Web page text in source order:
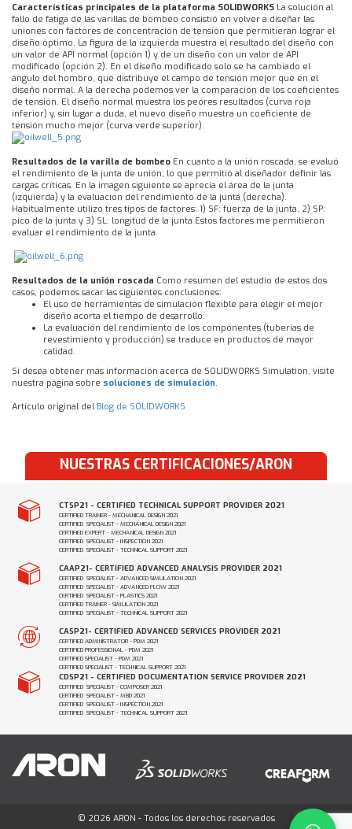
Características principales de la plataforma SOLIDWORKS La solución al
fallo de fatiga de las varillas de bombeo consistió en volver a diseñar las
uniones con factores de concentración de tensión que permitieran lograr el
diseño óptimo. La figura de la izquierda muestra el resultado del diseño con
un valor de API normal (opción 1) y de un diseño con un valor de API
modificado (opción 2). En el diseño modificado solo se ha cambiado el
ángulo del hombro, que distribuye el campo de tensión mejor que en el
diseño normal. A la derecha podemos ver la comparación de los coeficientes
de tensión. El diseño normal muestra los peores resultados (curva roja
inferior) y, sin lugar a duda, el nuevo diseño muestra un coeficiente de
tensión mucho mejor (curva verde superior).
Resultados de la varilla de bombeo En cuanto a la unión roscada, se evaluó
el rendimiento de la junta de unión; lo que permitió al diseñador definir las
cargas críticas. En la imagen siguiente se aprecia el área de la junta
(izquierda) y la evaluación del rendimiento de la junta (derecha).
Habitualmente utilizo tres tipos de factores: 1) SF: fuerza de la junta, 2) SP:
pico de la junta y 3) SL: longitud de la junta Estos factores me permitieron
evaluar el rendimiento de la junta.
Resultados de la unión roscada Como resumen del estudio de estos dos
casos, podemos sacar las siguientes conclusiones:
El uso de herramientas de simulación flexible para elegir el mejor
diseño acorta el tiempo de desarrollo.
La evaluación del rendimiento de los componentes (tuberías de
revestimiento y producción) se traduce en productos de mayor
calidad.
Si desea obtener más información acerca de SOLIDWORKS Simulation, visite
nuestra página sobre soluciones de simulación.
Artículo original del Blog de SOLIDWORKS
NUESTRAS CERTIFICACIONES/ARON
CTSP21 - CERTIFIED TECHNICAL SUPPORT PROVIDER 2021
CERTIFIED TRAINER - MECHANICAL DESIGN 2021
CERTIFIED SPECIALIST - MECHANICAL DESIGN 2021
CERTIFIED EXPERT - MECHANICAL DESIGN 2021
CERTIFIED SPECIALIST - INSPECTION 2021
CERTIFIED SPECIALIST - TECHNICAL SUPPORT 2021
CAAP21- CERTIFIED ADVANCED ANALYSIS PROVIDER 2021
CERTIFIED SPECIALIST - ADVANCED SIMULATION 2021
CERTIFIED SPECIALIST - ADVANCED FLOW 2021
CERTIFIED SPECIALIST - PLASTICS 2021
CERTIFIED TRAINER - SIMULATION 2021
CERTIFIED SPECIALIST - TECHNICAL SUPPORT 2021
CASP21- CERTIFIED ADVANCED SERVICES PROVIDER 2021
CERTIFIED ADMINISTRATOR - PDM 2021
CERTIFIED PROFESSIONAL - PDM 2021
CERTIFIED SPECIALIST - PDM 2021
CERTIFIED SPECIALIST - TECHNICAL SUPPORT 2021
CDSP21 - CERTIFIED DOCUMENTATION SERVICE PROVIDER 2021
CERTIFIED SPECIALIST - COMPOSER 2021
CERTIFIED SPECIALIST - MBD 2021
CERTIFIED SPECIALIST - INSPECTION 2021
CERTIFIED SPECIALIST - TECHNICAL SUPPORT 2021
© 2026 ARON - Todos los derechos reservados